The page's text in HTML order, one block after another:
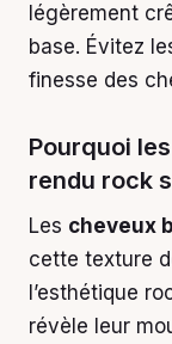
légèrement
base. Évitez
finesse des
Pourquoi
rendu rock
Les cheveux
cette texture
l’esthétique
révèle leur